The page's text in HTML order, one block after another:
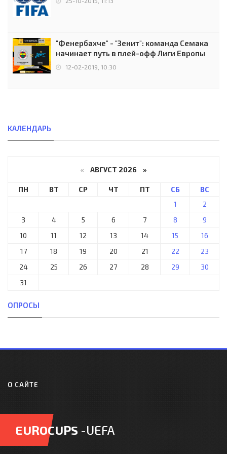
"Фенербахче" - "Зенит": команда Семака
начинает путь в плей-офф Лиги Европы
12-02-2019, 10:30
КАЛЕНДАРЬ
« АВГУСТ 2026 »
ПН ВТ СР ЧТ ПТ СБ
ВС
1
2
3
4 5 6 7 8
9
10
11 12 13 14 15
16
17
18 19 20 21 22
23
24
25 26 27 28 29
30
31
ОПРОСЫ
О САЙТЕ
EUROCUPS -UEFA